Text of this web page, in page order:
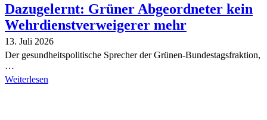
Dazugelernt: Grüner Abgeordneter kein
Wehrdienstverweigerer mehr
13. Juli 2026
Der gesundheitspolitische Sprecher der Grünen-Bundestagsfraktion,
…
Weiterlesen